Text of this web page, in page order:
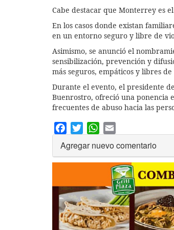
Cabe destacar que Monterrey es
En los casos donde existan
en un entorno seguro y libre de
Asimismo, se anunció el
sensibilización, prevención y
más seguros, empáticos y libres
Durante el evento, el presidente
Buenrostro, ofreció una ponencia
frecuentes de abuso hacia las
Facebook
TwitterWhatsApp
Agregar nuevo comentario